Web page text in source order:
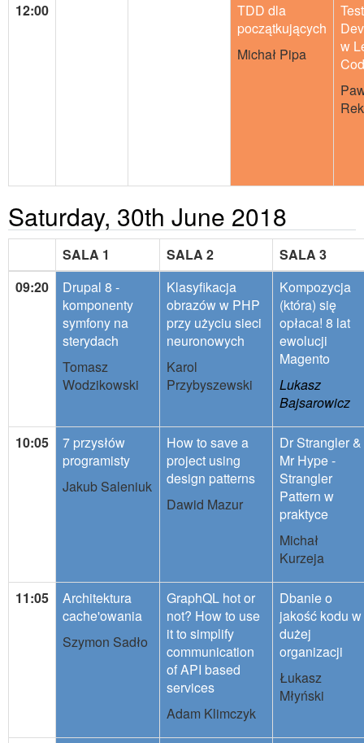
12:00
TDD dla
początkujących
Michał Pipa
w
Saturday, 30th June 2018
SALA 1 SALA 2
SALA 3
09:20
Drupal 8 -
komponenty
symfony na
sterydach
Tomasz
Wodzikowski
Klasyfikacja
obrazów w PHP
przy użyciu sieci
neuronowych
Karol
Przybyszewski
Kompozycja
(która) się
opłaca! 8 lat
ewolucji
Magento
Lukasz
Bajsarowicz
10:05
7 przysłów
programisty
Jakub Saleniuk
How to save a
project using
design patterns
Dawid Mazur
Dr Strangler &
Mr Hype -
Strangler
Pattern w
praktyce
Michał
Kurzeja
11:05
Architektura
cache'owania
Szymon Sadło
GraphQL hot or
not? How to use
it to simplify
communication
of API based
services
Adam Klimczyk
Dbanie o
jakość kodu w
dużej
organizacji
Łukasz
Młyński